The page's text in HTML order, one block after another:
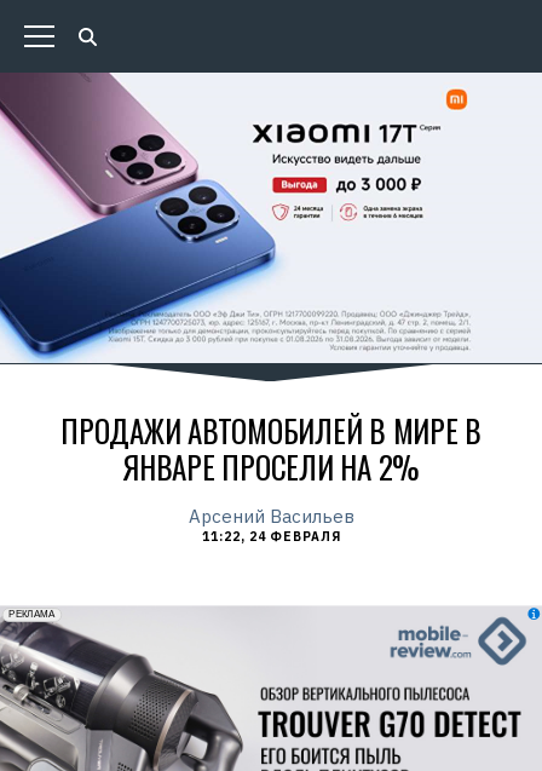
ПРОДАЖИ АВТОМОБИЛЕЙ В МИРЕ В
ЯНВАРЕ ПРОСЕЛИ НА 2%
Арсений Васильев
11:22, 24 ФЕВРАЛЯ
erid: 2VfnxxmNzs5
РЕКЛАМА